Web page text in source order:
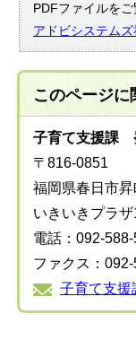
PDFファイルを
アドビシステムズ
このページに
子育て支援課
〒816-0851
福岡県春日市
いきいきプラ
電話：092-
ファクス：
子育て支